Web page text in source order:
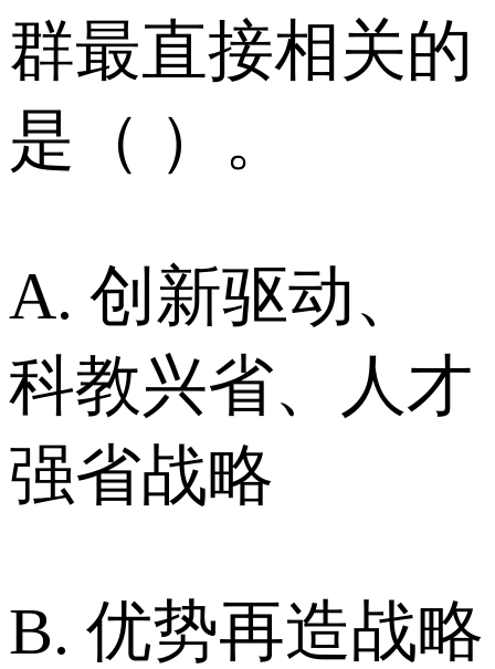
群最直接相关的
是（ ）。
A. 创新驱动、
科教兴省、人才
强省战略
B. 优势再造战略